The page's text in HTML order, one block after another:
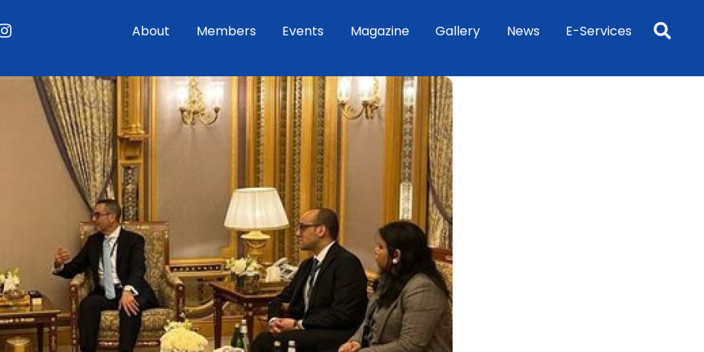
About Members Events Magazine Gallery News E-Services